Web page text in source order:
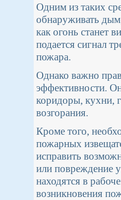
Одним из таких
обнаруживать
как огонь станет
подается сигнал
пожара.
Однако важно
эффективности.
коридоры, кухни,
возгорания.
Кроме того,
пожарных
исправить
или повреждение
находятся в
возникновения